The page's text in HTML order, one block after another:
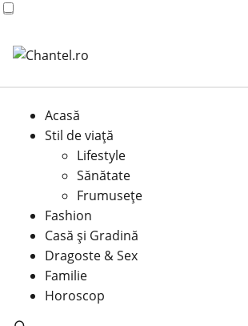
Acasă
Stil de viață
Lifestyle
Sănătate
Frumusețe
Fashion
Casă şi Gradină
Dragoste & Sex
Familie
Horoscop